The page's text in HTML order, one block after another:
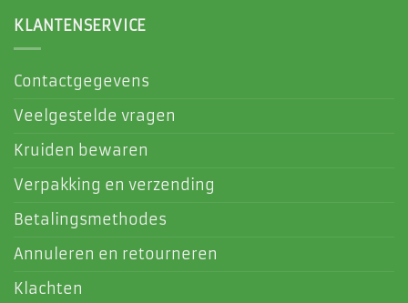
KLANTENSERVICE
Contactgegevens
Veelgestelde vragen
Kruiden bewaren
Verpakking en verzending
Betalingsmethodes
Annuleren en retourneren
Klachten